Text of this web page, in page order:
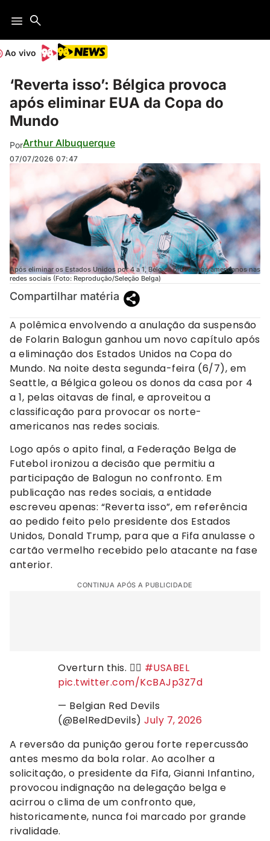
Ao vivo
‘Reverta isso’: Bélgica provoca
após eliminar EUA da Copa do
Mundo
PorArthur Albuquerque
07/07/2026 07:47
Após eliminar os Estados Unidos por 4 a 1, Bélgica provoca os americanos nas
redes sociais (Foto: Reprodução/Seleção Belga)
Compartilhar matéria
A polêmica envolvendo a anulação da suspensão
de Folarin Balogun ganhou um novo capítulo após
a eliminação dos Estados Unidos na Copa do
Mundo. Na noite desta segunda-feira (6/7), em
Seattle, a Bélgica goleou os donos da casa por 4
a 1, pelas oitavas de final, e aproveitou a
classificação para provocar os norte-
americanos nas redes sociais.
Logo após o apito final, a Federação Belga de
Futebol ironizou a decisão que permitiu a
participação de Balogun no confronto. Em
publicação nas redes sociais, a entidade
escreveu apenas: “Reverta isso”, em referência
ao pedido feito pelo presidente dos Estados
Unidos, Donald Trump, para que a Fifa anulasse o
cartão vermelho recebido pelo atacante na fase
anterior.
CONTINUA APÓS A PUBLICIDADE
Overturn this. 🧏‍♂️ #USABEL
pic.twitter.com/KcBAJp3Z7d
— Belgian Red Devils
(@BelRedDevils) July 7, 2026
A reversão da punição gerou forte repercussão
antes mesmo da bola rolar. Ao acolher a
solicitação, o presidente da Fifa, Gianni Infantino,
provocou indignação na delegação belga e
acirrou o clima de um confronto que,
historicamente, nunca foi marcado por grande
rivalidade.